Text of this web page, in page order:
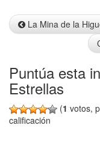
InfoLa Mina de la
Puntúa esta
Estrellas
(1 votos,
calificación